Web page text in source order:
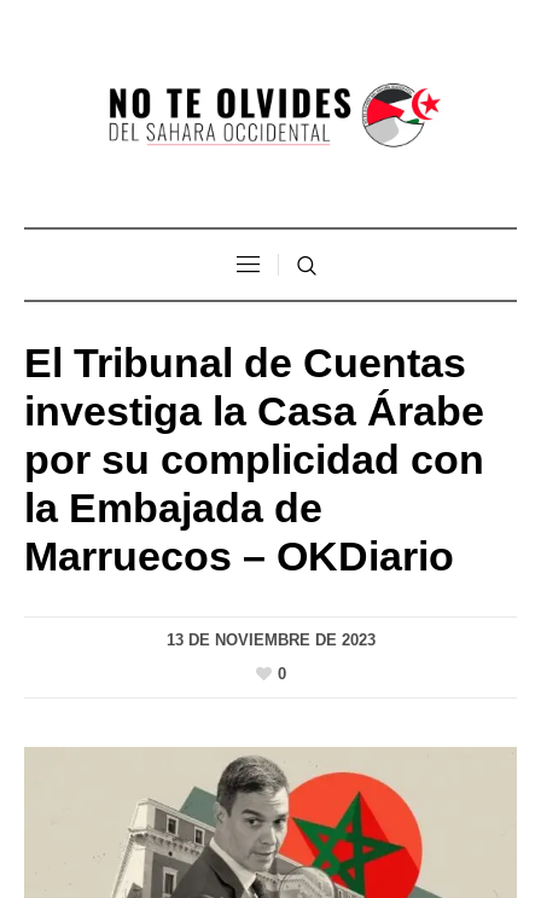
El Tribunal de Cuentas
investiga la Casa Árabe
por su complicidad con
la Embajada de
Marruecos – OKDiario
13 DE NOVIEMBRE DE 2023
0